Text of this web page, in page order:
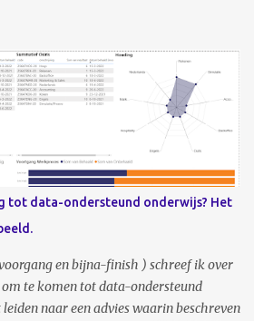
tot data-ondersteund onderwijs? Het
en bijna-finish ) schreef ik over
te komen tot data-ondersteund
naar een advies waarin beschreven